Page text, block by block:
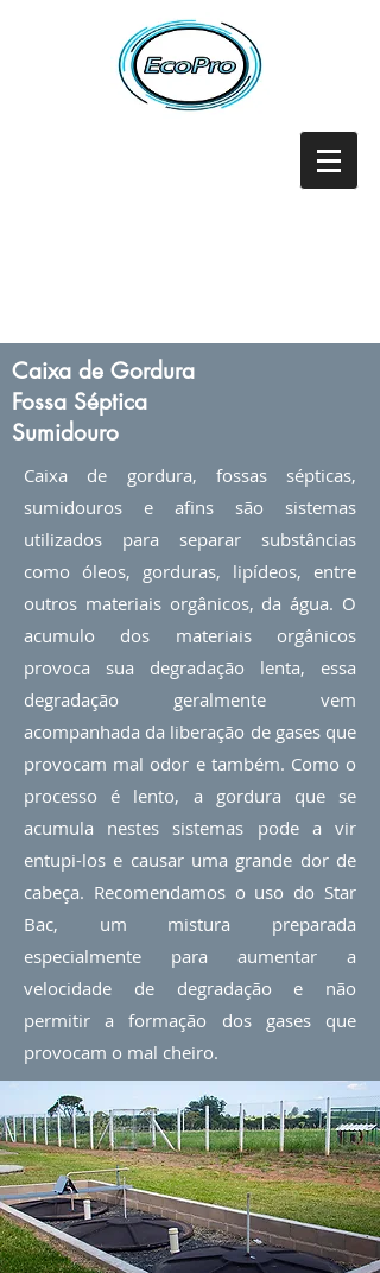
Caixa de Gordura
Fossa Séptica
Sumidouro
Caixa de gordura, fossas sépticas,
sumidouros e afins são sistemas
utilizados para separar substâncias
como óleos, gorduras, lipídeos, entre
outros materiais orgânicos, da água. O
acumulo dos materiais orgânicos
provoca sua degradação lenta, essa
degradação geralmente vem
acompanhada da liberação de gases que
provocam mal odor e também. Como o
processo é lento, a gordura que se
acumula nestes sistemas pode a vir
entupi-los e causar uma grande dor de
cabeça. Recomendamos o uso do Star
Bac, um mistura preparada
especialmente para aumentar a
velocidade de degradação e não
permitir a formação dos gases que
provocam o mal cheiro.